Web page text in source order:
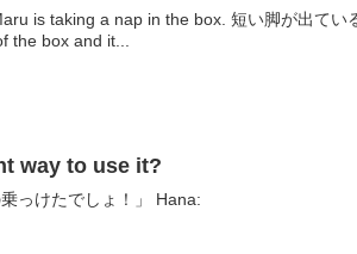
in the box. 短い脚が出ているだけで可愛
the box and it...
way to use it?
っけたでしょ！」 Hana: